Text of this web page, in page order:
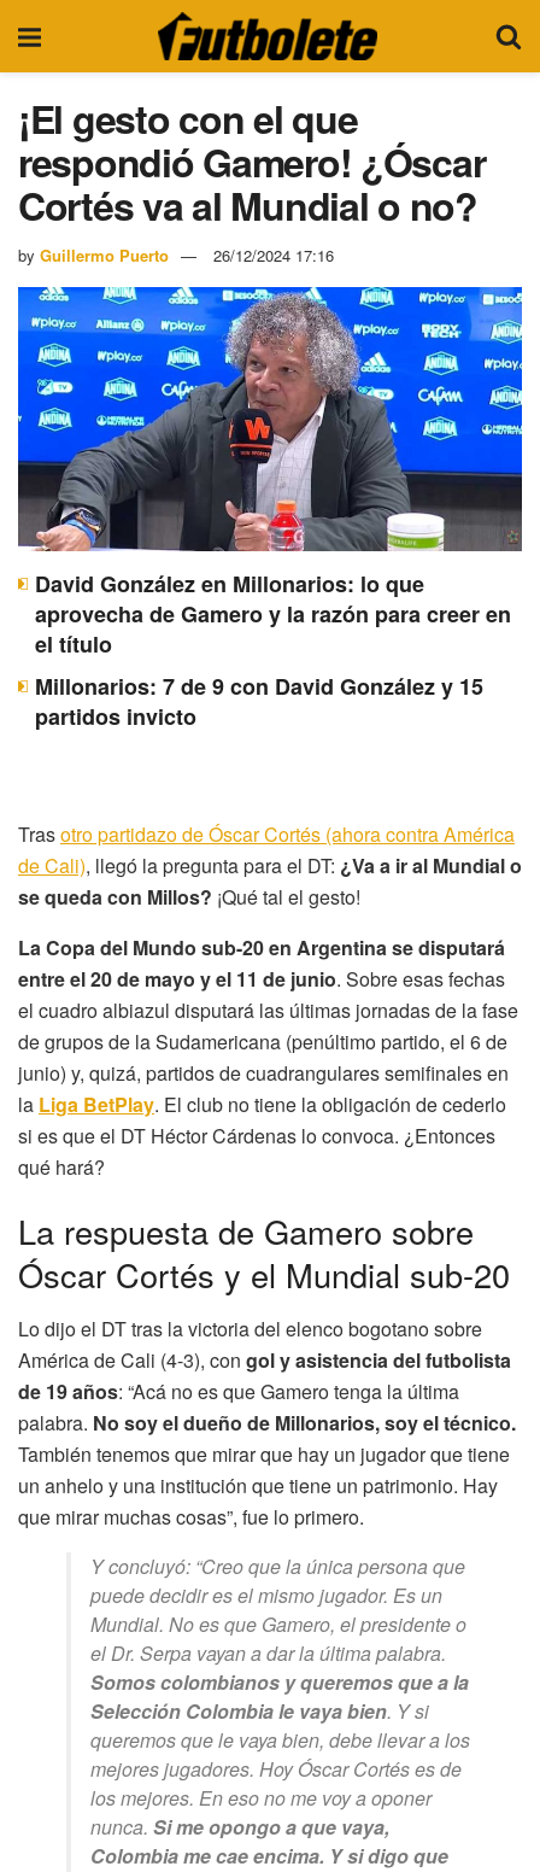
¡El gesto con el que
respondió Gamero! ¿Óscar
Cortés va al Mundial o no?
by Guillermo Puerto 26/12/2024 17:16
David González en Millonarios: lo que
aprovecha de Gamero y la razón para creer en
el título
Millonarios: 7 de 9 con David González y 15
partidos invicto
Trasotro partidazo de Óscar Cortés (ahora contra América
de Cali), llegó la pregunta para el DT: ¿Va a ir al Mundial o
se queda con Millos? ¡Qué tal el gesto!
La Copa del Mundo sub-20 en Argentina se disputará
entre el 20 de mayo y el 11 de junio. Sobre esas fechas
el cuadro albiazul disputará las últimas jornadas de la fase
de grupos de la Sudamericana (penúltimo partido, el 6 de
junio) y, quizá, partidos de cuadrangulares semifinales en
la Liga BetPlay. El club no tiene la obligación de cederlo
si es que el DT Héctor Cárdenas lo convoca. ¿Entonces
qué hará?
La respuesta de Gamero sobre
Óscar Cortés y el Mundial sub-20
Lo dijo el DT tras la victoria del elenco bogotano sobre
América de Cali (4-3), con gol y asistencia del futbolista
de 19 años: “Acá no es que Gamero tenga la última
palabra. No soy el dueño de Millonarios, soy el técnico.
También tenemos que mirar que hay un jugador que tiene
un anhelo y una institución que tiene un patrimonio. Hay
que mirar muchas cosas”, fue lo primero.
Y concluyó: “Creo que la única persona que
puede decidir es el mismo jugador. Es un
Mundial. No es que Gamero, el presidente o
el Dr. Serpa vayan a dar la última palabra.
Somos colombianos y queremos que a la
Selección Colombia le vaya bien. Y si
queremos que le vaya bien, debe llevar a los
mejores jugadores. Hoy Óscar Cortés es de
los mejores. En eso no me voy a oponer
nunca. Si me opongo a que vaya,
Colombia me cae encima. Y si digo que